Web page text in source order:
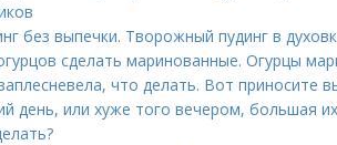
без выпечки. Творожный пудинг в
сделать маринованные. Огурцы
что делать. Вот приносите
день, или хуже того вечером, большая